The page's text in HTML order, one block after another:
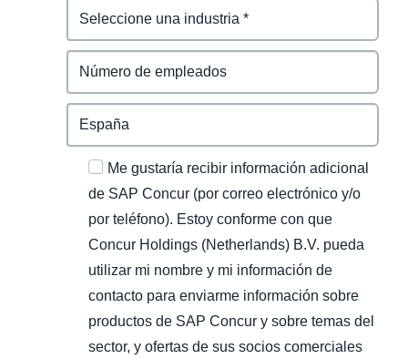
Me gustaría recibir información adicional
de SAP Concur (por correo electrónico y/o
por teléfono). Estoy conforme con que
Concur Holdings (Netherlands) B.V. pueda
utilizar mi nombre y mi información de
contacto para enviarme información sobre
productos de SAP Concur y sobre temas del
sector, y ofertas de sus socios comerciales